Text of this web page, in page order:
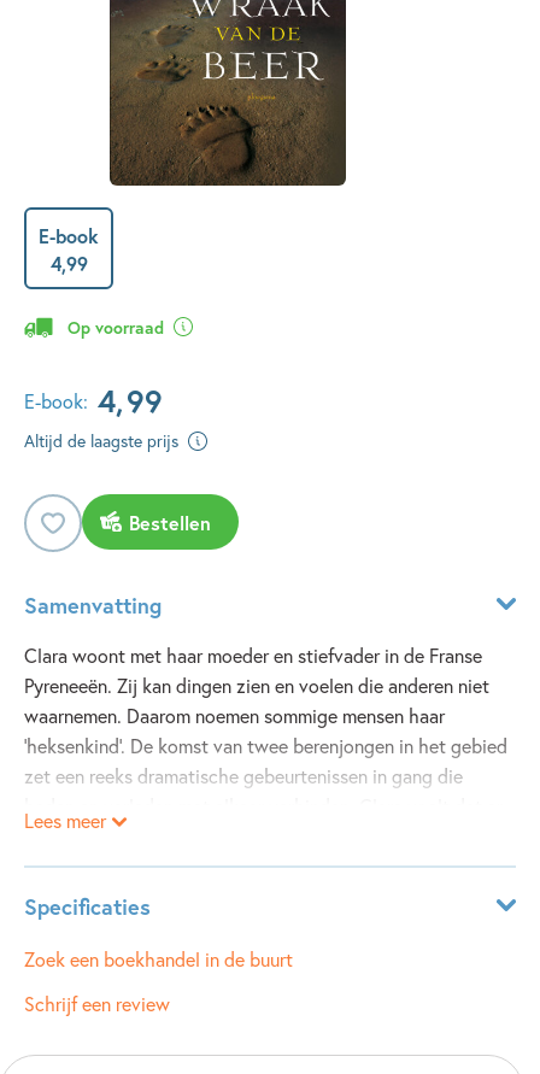
E-book
4,99
Op voorraad
E-book: 4,99
Altijd de laagste prijs
Bestellen
Samenvatting
Clara woont met haar moeder en stiefvader in de Franse
Pyreneeën. Zij kan dingen zien en voelen die anderen niet
waarnemen. Daarom noemen sommige mensen haar
'heksenkind'. De komst van twee berenjongen in het gebied
zet een reeks dramatische gebeurtenissen in gang die
een vloek op hun huis rust, en dat dit iets te maken heeft
met de beren. En ze weet dat zij de enige is die de vloek op
kan heffen...
Lees meer
Specificaties
Leeftijdsindicatie: 10 - 12 jaar
ISBN:
9789021668727
Type:
Zoek een boekhandel in de buurt
Schrijf een review